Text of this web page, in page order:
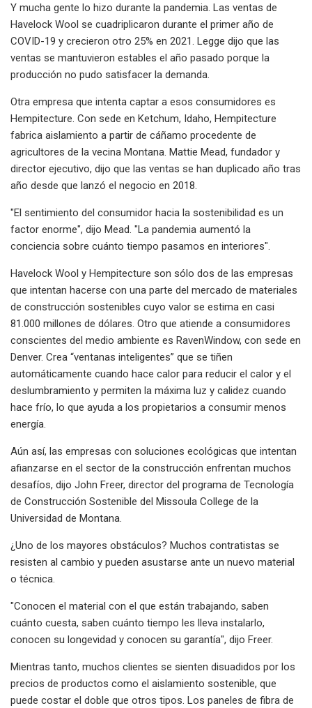
Y mucha gente lo hizo durante la pandemia. Las ventas de
Havelock Wool se cuadriplicaron durante el primer año de
COVID-19 y crecieron otro 25% en 2021. Legge dijo que las
ventas se mantuvieron estables el año pasado porque la
producción no pudo satisfacer la demanda.
Otra empresa que intenta captar a esos consumidores es
Hempitecture. Con sede en Ketchum, Idaho, Hempitecture
fabrica aislamiento a partir de cáñamo procedente de
agricultores de la vecina Montana. Mattie Mead, fundador y
director ejecutivo, dijo que las ventas se han duplicado año tras
año desde que lanzó el negocio en 2018.
"El sentimiento del consumidor hacia la sostenibilidad es un
factor enorme", dijo Mead. "La pandemia aumentó la
conciencia sobre cuánto tiempo pasamos en interiores".
Havelock Wool y Hempitecture son sólo dos de las empresas
que intentan hacerse con una parte del mercado de materiales
de construcción sostenibles cuyo valor se estima en casi
81.000 millones de dólares. Otro que atiende a consumidores
conscientes del medio ambiente es RavenWindow, con sede en
Denver. Crea “ventanas inteligentes” que se tiñen
automáticamente cuando hace calor para reducir el calor y el
deslumbramiento y permiten la máxima luz y calidez cuando
hace frío, lo que ayuda a los propietarios a consumir menos
energía.
Aún así, las empresas con soluciones ecológicas que intentan
afianzarse en el sector de la construcción enfrentan muchos
desafíos, dijo John Freer, director del programa de Tecnología
de Construcción Sostenible del Missoula College de la
Universidad de Montana.
¿Uno de los mayores obstáculos? Muchos contratistas se
resisten al cambio y pueden asustarse ante un nuevo material
o técnica.
"Conocen el material con el que están trabajando, saben
cuánto cuesta, saben cuánto tiempo les lleva instalarlo,
conocen su longevidad y conocen su garantía", dijo Freer.
Mientras tanto, muchos clientes se sienten disuadidos por los
precios de productos como el aislamiento sostenible, que
puede costar el doble que otros tipos. Los paneles de fibra de